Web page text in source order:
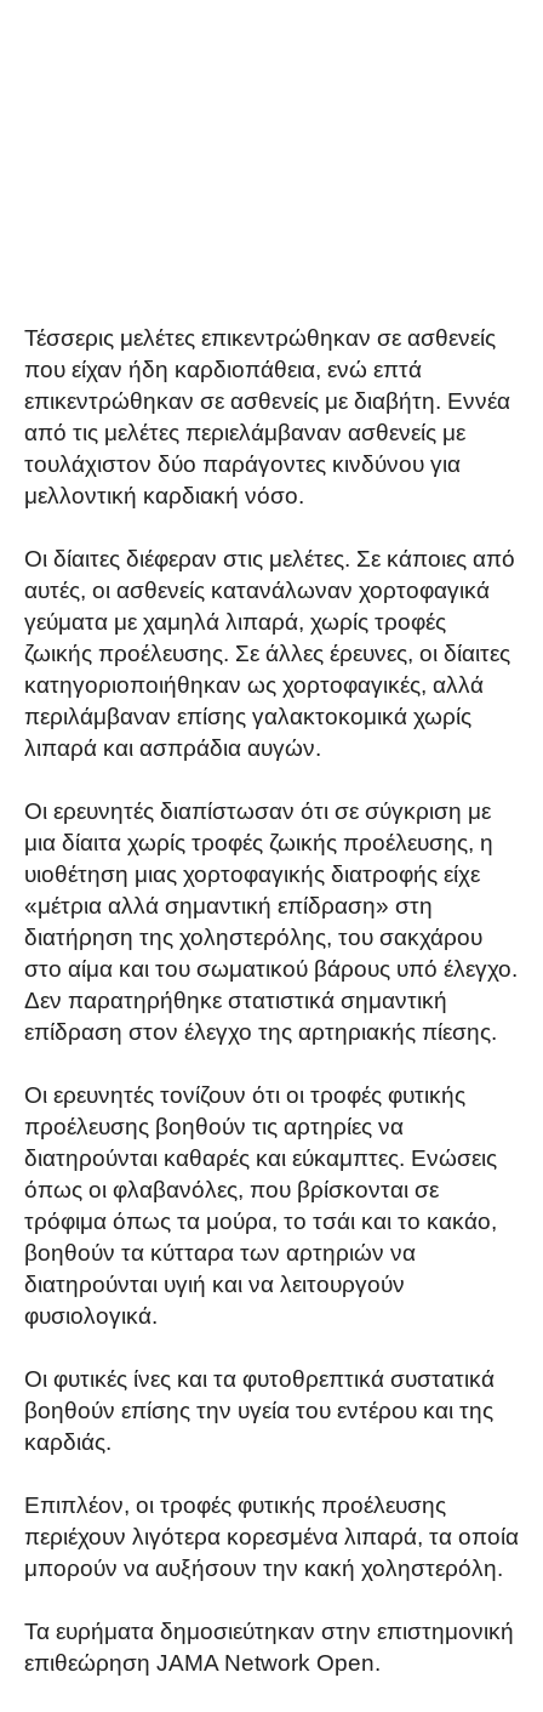
Τέσσερις μελέτες επικεντρώθηκαν σε ασθενείς
που είχαν ήδη καρδιοπάθεια, ενώ επτά
επικεντρώθηκαν σε ασθενείς με διαβήτη. Εννέα
από τις μελέτες περιελάμβαναν ασθενείς με
τουλάχιστον δύο παράγοντες κινδύνου για
μελλοντική καρδιακή νόσο.
Οι δίαιτες διέφεραν στις μελέτες. Σε κάποιες από
αυτές, οι ασθενείς κατανάλωναν χορτοφαγικά
γεύματα με χαμηλά λιπαρά, χωρίς τροφές
ζωικής προέλευσης. Σε άλλες έρευνες, οι δίαιτες
κατηγοριοποιήθηκαν ως χορτοφαγικές, αλλά
περιλάμβαναν επίσης γαλακτοκομικά χωρίς
λιπαρά και ασπράδια αυγών.
Οι ερευνητές διαπίστωσαν ότι σε σύγκριση με
μια δίαιτα χωρίς τροφές ζωικής προέλευσης, η
υιοθέτηση μιας χορτοφαγικής διατροφής είχε
«μέτρια αλλά σημαντική επίδραση» στη
διατήρηση της χοληστερόλης, του σακχάρου
στο αίμα και του σωματικού βάρους υπό έλεγχο.
Δεν παρατηρήθηκε στατιστικά σημαντική
επίδραση στον έλεγχο της αρτηριακής πίεσης.
Οι ερευνητές τονίζουν ότι οι τροφές φυτικής
προέλευσης βοηθούν τις αρτηρίες να
διατηρούνται καθαρές και εύκαμπτες. Ενώσεις
όπως οι φλαβανόλες, που βρίσκονται σε
τρόφιμα όπως τα μούρα, το τσάι και το κακάο,
βοηθούν τα κύτταρα των αρτηριών να
διατηρούνται υγιή και να λειτουργούν
φυσιολογικά.
Οι φυτικές ίνες και τα φυτοθρεπτικά συστατικά
βοηθούν επίσης την υγεία του εντέρου και της
καρδιάς.
Επιπλέον, οι τροφές φυτικής προέλευσης
περιέχουν λιγότερα κορεσμένα λιπαρά, τα οποία
μπορούν να αυξήσουν την κακή χοληστερόλη.
Τα ευρήματα δημοσιεύτηκαν στην επιστημονική
επιθεώρηση JAMA Network Open.